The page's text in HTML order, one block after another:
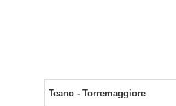
Teano - Torremaggiore